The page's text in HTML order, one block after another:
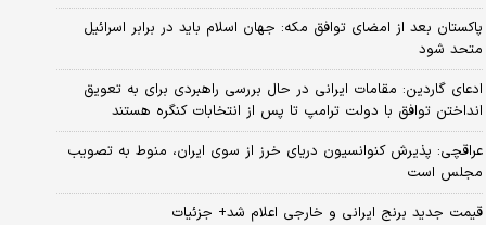
پاکستان بعد از امضای توافق مکه: جهان اسلام باید در برابر اسرائیل
متحد شود
ادعای گاردین: مقامات ایرانی در حال بررسی راهبردی برای به تعویق
انداختن توافق با دولت ترامپ تا پس از انتخابات کنگره هستند
عراقچی: پذیرش کنوانسیون دریای خرز از سوی ایران، منوط به تصویب
مجلس است
قیمت جدید برنج ایرانی و خارجی اعلام شد+ جزئیات